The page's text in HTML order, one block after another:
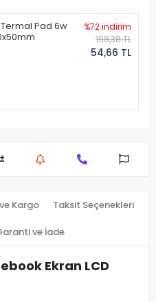
Pad 6w
%72 indirim
198,38 TL
54,66 TL
Kargo Taksit Seçenekleri
ve İade
Ekran LCD